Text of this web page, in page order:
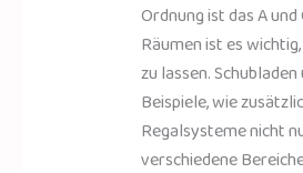
Ordnung ist das A
Räumen ist es
zu lassen.
Beispiele, wie
Regalsysteme nicht
verschiedene